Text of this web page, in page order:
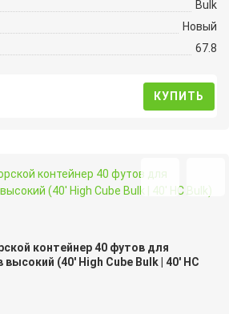
Bulk
Новый
67.8
КУПИТЬ
контейнер 40 футов для
(40′ High Cube Bulk | 40′ HC